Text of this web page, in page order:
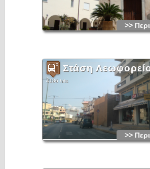
>>
Στάση
4186 hits
>>